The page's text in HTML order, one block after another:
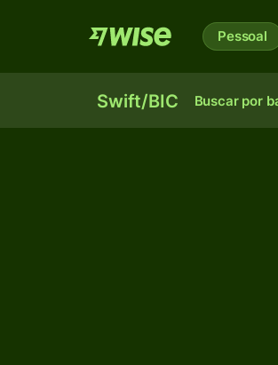
Pessoal
Swift/BIC Buscar por